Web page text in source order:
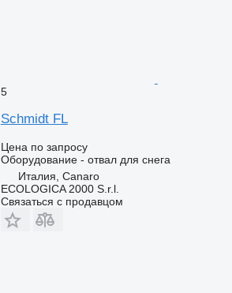
5
Schmidt FL
Цена по запросу
Оборудование - отвал для снега
Италия, Canaro
ECOLOGICA 2000 S.r.l.
Связаться с продавцом